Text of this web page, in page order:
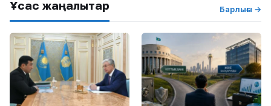
Ұқсас жаңалықтар Барлығы →